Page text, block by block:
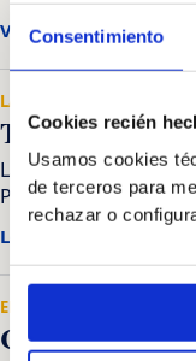
Consentimiento
Cookies recién
Usamos cookies
de terceros para
rechazar o
Ver en Fortnum &
LA VOZ DE GALICIA
Tapas Picadillo
La Voz de Galicia
Picadillo con su
Leer en La Voz
EL IDEAL GALLEGO
Caviar en